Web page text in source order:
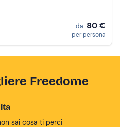
da 80 €
per persona
Freedome
sai cosa ti perdi